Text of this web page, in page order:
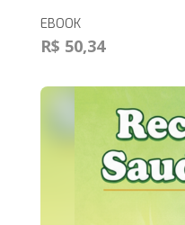
EBOOK
R$ 50,34